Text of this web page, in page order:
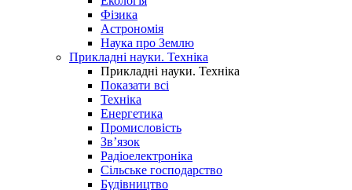
Фізика
Астрономія
Наука про Землю
Прикладні науки. Техніка
Прикладні науки. Техніка
Показати всі
Техніка
Енергетика
Промисловість
Зв’язок
Радіоелектроніка
Сільське господарство
Будівництво